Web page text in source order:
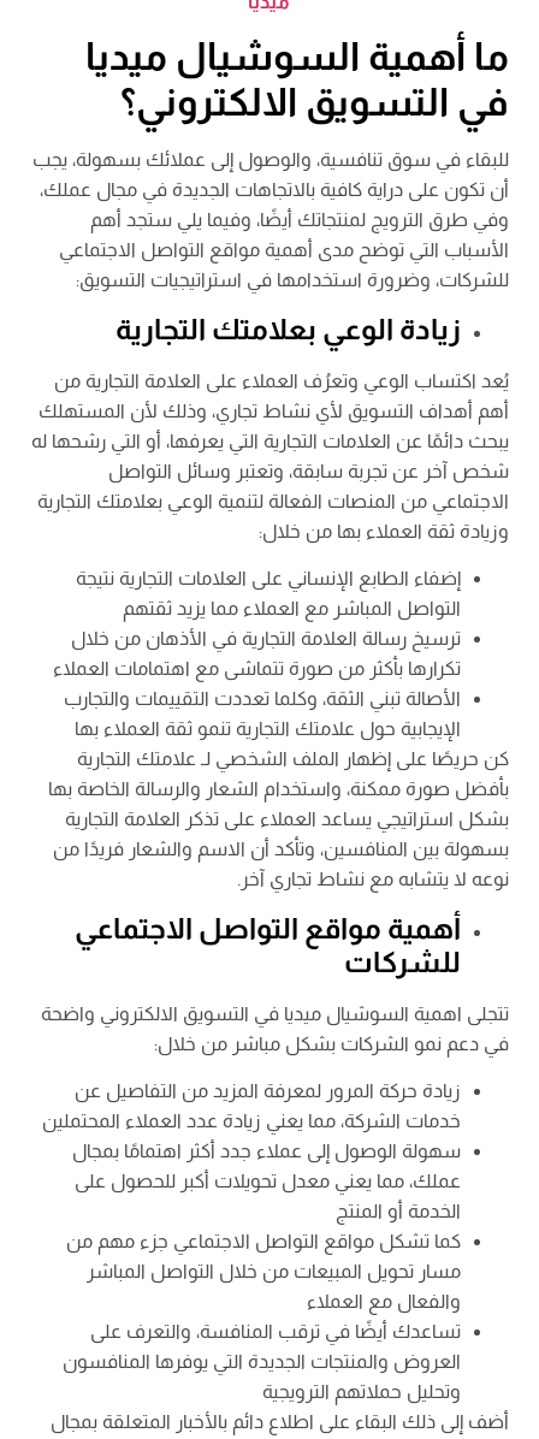
ما أهمية السوشيال ميديا
في التسويق الالكتروني؟
للبقاء في سوق تنافسية، والوصول إلى عملائك بسهولة، يجب
أن تكون على دراية كافية بالاتجاهات الجديدة في مجال عملك،
وفي طرق الترويج لمنتجاتك أيضًا، وفيما يلي ستجد أهم
الأسباب التي توضح مدى أهمية مواقع التواصل الاجتماعي
للشركات، وضرورة استخدامها في استراتيجيات التسويق:
زيادة الوعي بعلامتك التجارية
يُعد اكتساب الوعي وتعرُف العملاء على العلامة التجارية من
أهم أهداف التسويق لأي نشاط تجاري، وذلك لأن المستهلك
يبحث دائمًا عن العلامات التجارية التي يعرفها، أو التي رشحها له
شخص آخر عن تجربة سابقة، وتعتبر وسائل التواصل
الاجتماعي من المنصات الفعالة لتنمية الوعي بعلامتك التجارية
وزيادة ثقة العملاء بها من خلال:
إضفاء الطابع الإنساني على العلامات التجارية نتيجة
التواصل المباشر مع العملاء مما يزيد ثقتهم
ترسيخ رسالة العلامة التجارية في الأذهان من خلال
تكرارها بأكثر من صورة تتماشى مع اهتمامات العملاء
الأصالة تبني الثقة، وكلما تعددت التقييمات والتجارب
الإيجابية حول علامتك التجارية تنمو ثقة العملاء بها
كن حريصًا على إظهار الملف الشخصي لـ علامتك التجارية
بأفضل صورة ممكنة، واستخدام الشعار والرسالة الخاصة بها
بشكل استراتيجي يساعد العملاء على تذكر العلامة التجارية
بسهولة بين المنافسين، وتأكد أن الاسم والشعار فريدًا من
نوعه لا يتشابه مع نشاط تجاري آخر.
أهمية مواقع التواصل الاجتماعي
للشركات
تتجلى اهمية السوشيال ميديا في التسويق الالكتروني واضحة
في دعم نمو الشركات بشكل مباشر من خلال:
زيادة حركة المرور لمعرفة المزيد من التفاصيل عن
خدمات الشركة، مما يعني زيادة عدد العملاء المحتملين
سهولة الوصول إلى عملاء جدد أكثر اهتمامًا بمجال
عملك، مما يعني معدل تحويلات أكبر للحصول على
الخدمة أو المنتج
كما تشكل مواقع التواصل الاجتماعي جزء مهم من
مسار تحويل المبيعات من خلال التواصل المباشر
والفعال مع العملاء
تساعدك أيضًا في ترقب المنافسة، والتعرف على
العروض والمنتجات الجديدة التي يوفرها المنافسون
وتحليل حملاتهم الترويجية
أضف إلى ذلك البقاء على اطلاع دائم بالأخبار المتعلقة بمجال